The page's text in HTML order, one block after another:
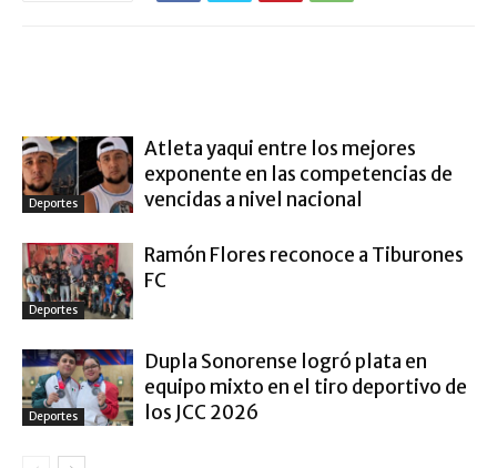
Deportes
Atleta yaqui entre los mejores
exponente en las competencias de
vencidas a nivel nacional
Deportes
Ramón Flores reconoce a Tiburones
FC
Deportes
Dupla Sonorense logró plata en
equipo mixto en el tiro deportivo de
los JCC 2026